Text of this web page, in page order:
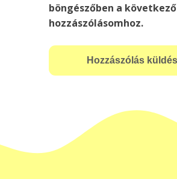
böngészőben a következő
hozzászólásomhoz.